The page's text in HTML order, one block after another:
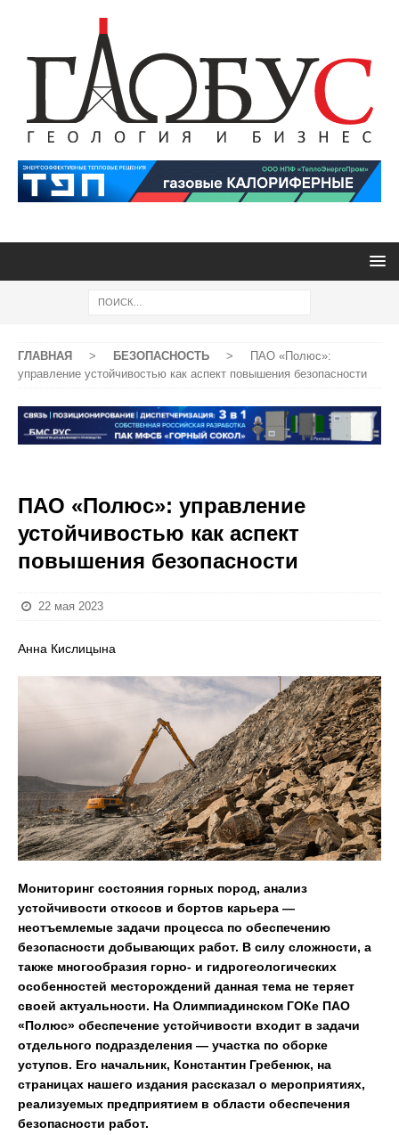
ГЛАВНАЯ > БЕЗОПАСНОСТЬ >
ПАО «Полюс»:
управление устойчивостью как аспект повышения безопасности
ПАО «Полюс»: управление
устойчивостью как аспект
повышения безопасности
22 мая 2023
Анна Кислицына
Мониторинг состояния горных пород, анализ
устойчивости откосов и бортов карьера —
неотъемлемые задачи процесса по обеспечению
безопасности добывающих работ. В силу сложности, а
также многообразия горно- и гидрогеологических
особенностей месторождений данная тема не теряет
своей актуальности. На Олимпиадинском ГОКе ПАО
«Полюс» обеспечение устойчивости входит в задачи
отдельного подразделения — участка по оборке
уступов. Его начальник, Константин Гребенюк, на
страницах нашего издания рассказал о мероприятиях,
реализуемых предприятием в области обеспечения
безопасности работ.